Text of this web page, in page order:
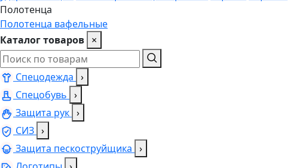
Полотенца
Полотенца вафельные
Каталог товаров ×
Спецодежда ›
Спецобувь ›
Защита рук ›
СИЗ ›
Защита пескоструйщика ›